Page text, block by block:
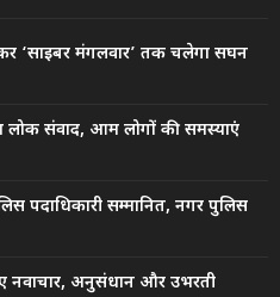
‘साइबर मंगलवार’ तक चलेगा सघन
लोक संवाद, आम लोगों की समस्याएं
पदाधिकारी सम्मानित, नगर पुलिस
नवाचार, अनुसंधान और उभरती